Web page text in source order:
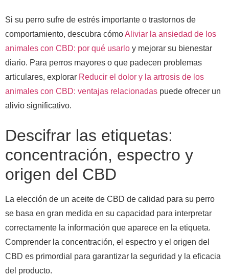
Si su perro sufre de estrés importante o trastornos de
comportamiento, descubra cómoAliviar la ansiedad de los
animales con CBD: por qué usarlo y mejorar su bienestar
diario. Para perros mayores o que padecen problemas
articulares, explorar Reducir el dolor y la artrosis de los
animales con CBD: ventajas relacionadas puede ofrecer un
alivio significativo.
Descifrar las etiquetas:
concentración, espectro y
origen del CBD
La elección de un aceite de CBD de calidad para su perro
se basa en gran medida en su capacidad para interpretar
correctamente la información que aparece en la etiqueta.
Comprender la concentración, el espectro y el origen del
CBD es primordial para garantizar la seguridad y la eficacia
del producto.